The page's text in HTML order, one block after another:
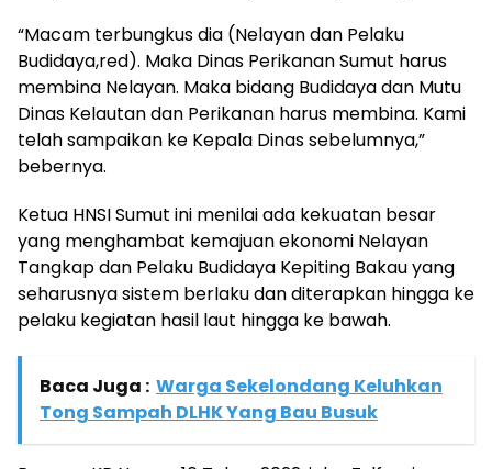
“Macam terbungkus dia (Nelayan dan Pelaku
Budidaya,red). Maka Dinas Perikanan Sumut harus
membina Nelayan. Maka bidang Budidaya dan Mutu
Dinas Kelautan dan Perikanan harus membina. Kami
telah sampaikan ke Kepala Dinas sebelumnya,”
bebernya.
Ketua HNSI Sumut ini menilai ada kekuatan besar
yang menghambat kemajuan ekonomi Nelayan
Tangkap dan Pelaku Budidaya Kepiting Bakau yang
seharusnya sistem berlaku dan diterapkan hingga ke
pelaku kegiatan hasil laut hingga ke bawah.
Baca Juga : Warga Sekelondang Keluhkan
Tong Sampah DLHK Yang Bau Busuk